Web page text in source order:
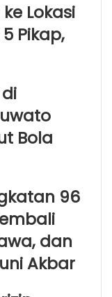
Lokasi
Pikap,
Bola
96
dan
Akbar